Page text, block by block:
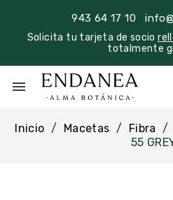
943 64 17 10
Solicita tu tarjeta de socio
totalmente
menu
Inicio Macetas Fibra
55